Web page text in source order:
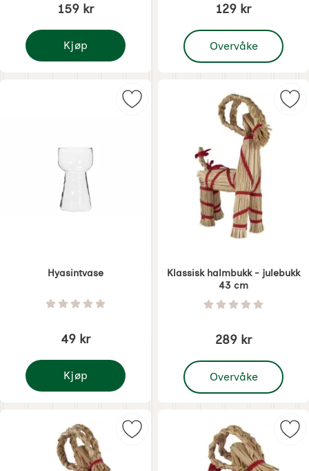
159 kr
Kjøp
Klassisk halmbukk 30 cm
129 kr
Overvåke
, Lysutslukker messing
Hyasintvase
Varenummer 7669Vurdering: 0 Stjerne av 5
49 kr
Kjøp
Hyasintvase
Merk hyasintvase som favoritt
Klassisk halmbukk - julebukk
43 cm
Varenummer 8130Vurdering: 0
289 kr
Overvåke
, Klassisk halmbukk -
Merk klassisk halmbukk -